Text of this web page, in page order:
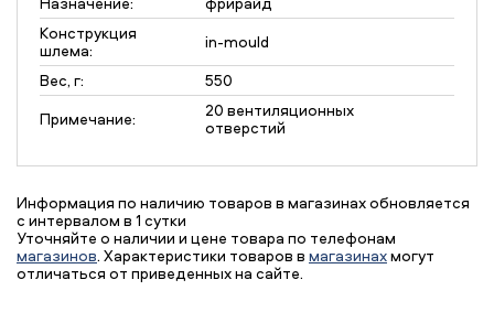
Конструкция
шлема:
in-mould
Вес, г:
550
Примечание:
20 вентиляционных
отверстий
Информация по наличию товаров в магазинах обновляется
с интервалом в 1 сутки
Уточняйте о наличии и цене товара по телефонам
магазинов. Характеристики товаров в магазинахмогут
отличаться от приведенных на сайте.